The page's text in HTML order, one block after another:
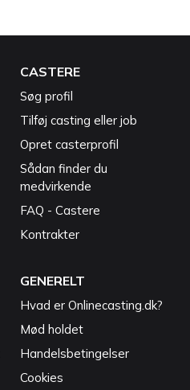
CASTERE
Søg profil
Tilføj casting eller job
Opret casterprofil
Sådan finder du
medvirkende
FAQ - Castere
Kontrakter
GENERELT
Hvad er Onlinecasting.dk?
Mød holdet
Handelsbetingelser
Cookies